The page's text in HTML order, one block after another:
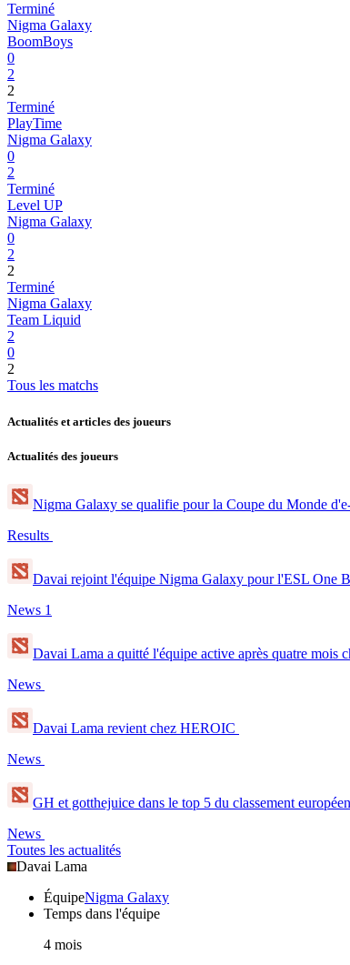
Terminé
Nigma Galaxy
BoomBoys
0
2
2
Terminé
PlayTime
Nigma Galaxy
0
2
Terminé
Level UP
Nigma Galaxy
0
2
2
Terminé
Nigma Galaxy
Team Liquid
2
0
2
Tous les matchs
Actualités et articles des joueurs
Actualités des joueurs
Nigma Galaxy se qualifie pour la Coupe du Monde
Results
Davai rejoint l'équipe Nigma Galaxy pour l'ESL One
News 1
Davai Lama a quitté l'équipe active après quatre mois
News
Davai Lama revient chez HEROIC
News
GH et gotthejuice dans le top 5 du classement
News
Toutes les actualités
Davai Lama
ÉquipeNigma Galaxy
Temps dans l'équipe
4 mois